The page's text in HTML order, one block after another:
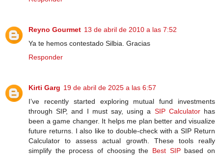
Reyno Gourmet 13 de abril de 2010 a las 7:52
Ya te hemos contestado Silbia. Gracias
Responder
Kirti Garg 19 de abril de 2025 a las 6:57
I’ve recently started exploring mutual fund investments
through SIP, and I must say, using a SIP Calculatorhas
been a game changer. It helps me plan better and visualize
future returns. I also like to double-check with a SIP Return
Calculator to assess actual growth. These tools really
simplify the process of choosing the Best SIPbased on